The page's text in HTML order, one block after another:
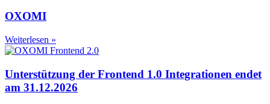
OXOMI
Weiterlesen »
Unterstützung der Frontend 1.0 Integrationen endet
am 31.12.2026